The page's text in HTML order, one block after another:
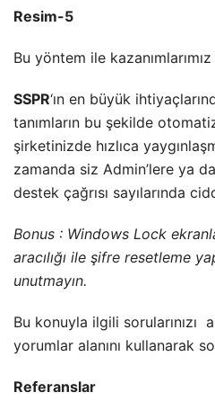
Resim-5
Bu yöntem ile
SSPR‘ın en büyük
tanımların bu şekilde
şirketinizde hızlıca
zamanda siz Admin’lere ya
destek çağrısı sayılarında
Bonus : Windows Lock
aracılığı ile şifre resetleme
unutmayın.
Bu konuyla ilgili sorularınızı
yorumlar alanını kullanarak
Referanslar